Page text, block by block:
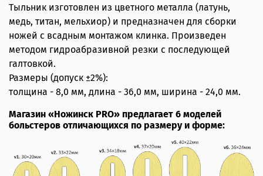
Тыльник изготовлен из цветного металла (латунь,
медь, титан, мельхиор) и предназначен для сборки
ножей с всадным монтажом клинка. Произведен
методом гидроабразивной резки с последующей
галтовкой.
Размеры (допуск ±2%):
толщина - 8,0 мм, длина - 36,0 мм, ширина - 24,0 мм.
Магазин «Ножинск PRO» предлагает 6 моделей
больстеров отличающихся по размеру и форме: